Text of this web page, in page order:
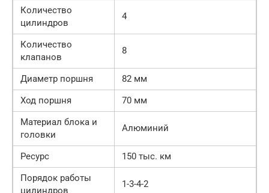
Количество
цилиндров
4
Количество
клапанов
8
Диаметр поршня
82 мм
Ход поршня
70 мм
Материал блока и
головки
Алюминий
Ресурс
150 тыс. км
Порядок работы
цилиндров
1-3-4-2